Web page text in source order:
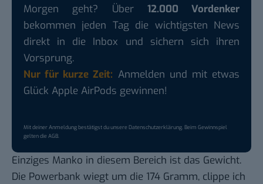
Morgen geht? Über 12.000 Vordenker
bekommen jeden Tag die wichtigsten News
direkt in die Inbox und sichern sich ihren
Vorsprung.
Nur für kurze Zeit: Anmelden und mit etwas
Glück Apple AirPods gewinnen!
Mit deiner Anmeldung bestätigst du unsereDatenschutzerklärung. Beim Gewinnspiel
gelten dieAGB.
Einziges Manko in diesem Bereich ist das Gewicht.
Die Powerbank wiegt um die 174 Gramm, clippe ich